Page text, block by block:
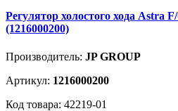
Регулятор холостого хода Astra
(1216000200)
Производитель: JP GROUP
Артикул: 1216000200
Код товара: 42219-01